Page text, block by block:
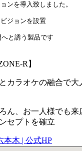
ンを導入致しました。
ジョンを設置
と誘う製品です
R】
カラオケの融合で大
ん、お一人様でも
セプトを確立
木 | 公式HP